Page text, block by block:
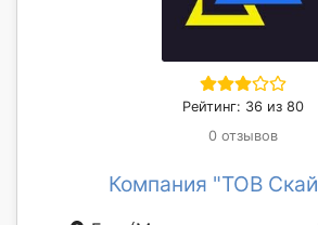
Рейтинг: 36 из 80
0 отзывов
Компания "ТОВ